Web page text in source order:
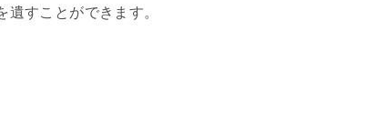
すことができます。